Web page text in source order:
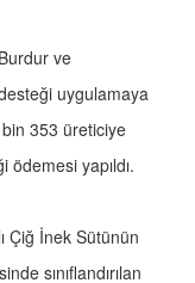
ve
uygulamaya
bin 353 üreticiye
ödemesi yapıldı.
Çiğ İnek Sütünün
sınıflandırılan